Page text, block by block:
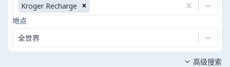
Kroger Recharge
地点
全世界
 高级搜索